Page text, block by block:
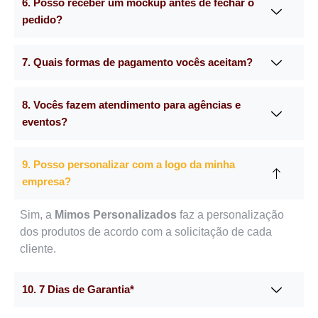
pedido?
7. Quais formas de pagamento vocês aceitam?
8. Vocês fazem atendimento para agências e
eventos?
9. Posso personalizar com a logo da minha
empresa?
Sim, a Mimos Personalizados faz a personalização
dos produtos de acordo com a solicitação de cada
cliente.
10. 7 Dias de Garantia*